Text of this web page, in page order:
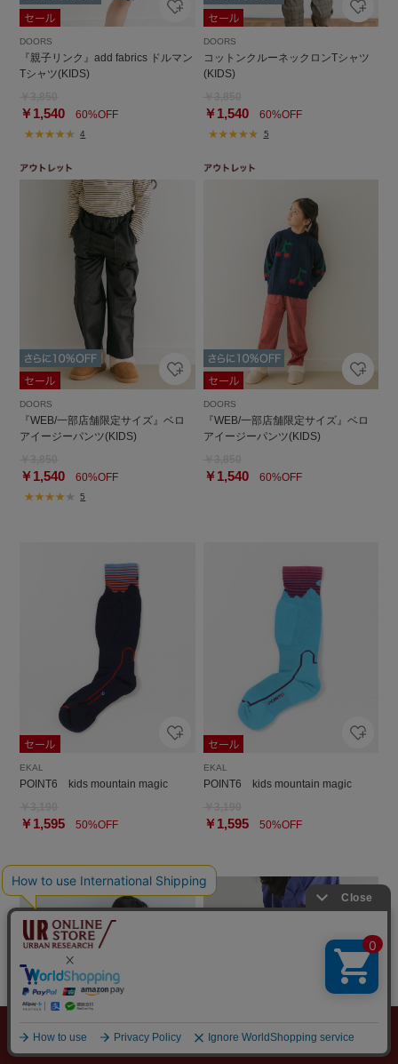
DOORS
『親子リンク』add fabrics ドルマン
Tシャツ(KIDS)
￥1,540 60%OFF
4
DOORS
コットンクルーネックロンTシャツ
(KIDS)
￥1,54060%OFF
5
DOORS
『WEB/一部店舗限定サイズ』ベロ
アイージーパンツ(KIDS)
￥1,540 60%OFF
5
DOORS
『WEB/一部店舗限定サイズ』ベロ
アイージーパンツ(KIDS)
￥1,54060%OFF
EKAL
POINT6 kids mountain magic
￥1,595 50%OFF
EKAL
POINT6 kids mountain magic
￥1,59550%OFF